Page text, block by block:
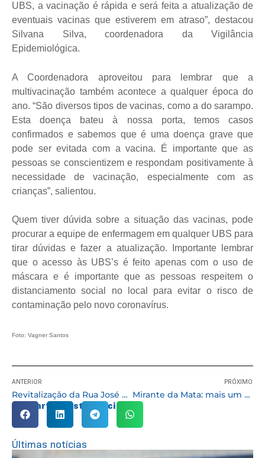
UBS, a vacinação é rápida e será feita a atualização de
eventuais vacinas que estiverem em atraso”, destacou
Silvana Silva, coordenadora da Vigilância
Epidemiológica.
A Coordenadora aproveitou para lembrar que a
multivacinação também acontece a qualquer época do
ano. “São diversos tipos de vacinas, como a do sarampo.
Esta doença bateu à nossa porta, temos casos
confirmados e sabemos que é uma doença grave que
pode ser evitada com a vacina. É importante que as
pessoas se conscientizem e respondam positivamente à
necessidade de vacinação, especialmente com as
crianças”, salientou.
Quem tiver dúvida sobre a situação das vacinas, pode
procurar a equipe de enfermagem em qualquer UBS para
tirar dúvidas e fazer a atualização. Importante lembrar
que o acesso às UBS’s é feito apenas com o uso de
máscara e é importante que as pessoas respeitem o
distanciamento social no local para evitar o risco de
contaminação pelo novo coronavírus.
Foto: Vagner Santos
ANTERIOR
Revitalização da Rua José Félix de Oliveira na Granja Viana chega à fase final
PRÓXIMO
Mirante da Mata: mais um bairro com iluminação pública de LED
Compartilhe esta notícia:
Últimas notícias